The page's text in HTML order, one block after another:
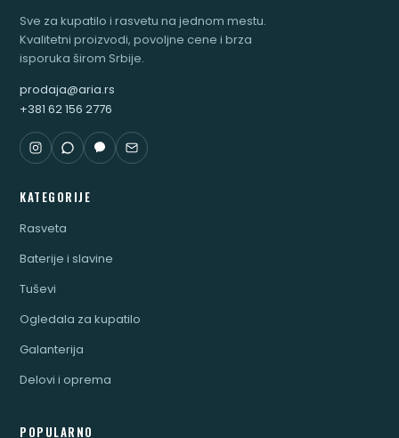
Sve za kupatilo i rasvetu na jednom mestu.
Kvalitetni proizvodi, povoljne cene i brza
isporuka širom Srbije.
prodaja@aria.rs
+381 62 156 2776
KATEGORIJE
Rasveta
Baterije i slavine
Tuševi
Ogledala za kupatilo
Galanterija
Delovi i oprema
POPULARNO